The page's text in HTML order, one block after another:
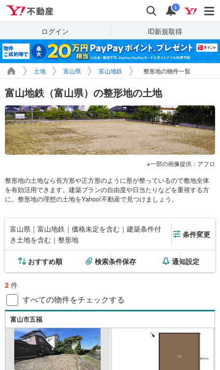
検索 通知
i
ログイン ID新規取得
土地 富山県 富山地鉄 整形地の物件一覧
富山地鉄（富山県）の整形地の土地
一部の画像提供：アフロ
整形地の土地なら長方形や正方形のように形が整っているので敷地全体
を有効活用できます。建築プランの自由度や日当たりなどを重視する方
に。整形地の理想の土地をYahoo!不動産で見つけましょう。
富山県｜富山地鉄｜価格未定を含む｜建築条件付
き土地を含む｜整形地
条件変更
おすすめ順 検索条件保存 通知設定
2 件
すべての物件をチェックする
富山市五福